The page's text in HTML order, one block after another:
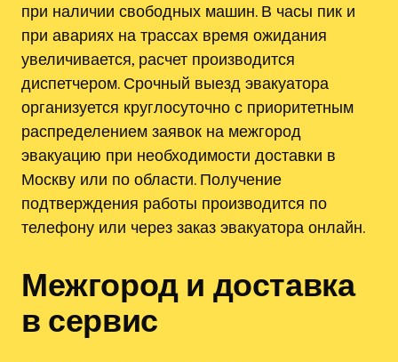
при наличии свободных машин. В часы пик и
при авариях на трассах время ожидания
увеличивается, расчет производится
диспетчером. Срочный выезд эвакуатора
организуется круглосуточно с приоритетным
распределением заявок на межгород
эвакуацию при необходимости доставки в
Москву или по области. Получение
подтверждения работы производится по
телефону или через заказ эвакуатора онлайн.
Межгород и доставка
в сервис